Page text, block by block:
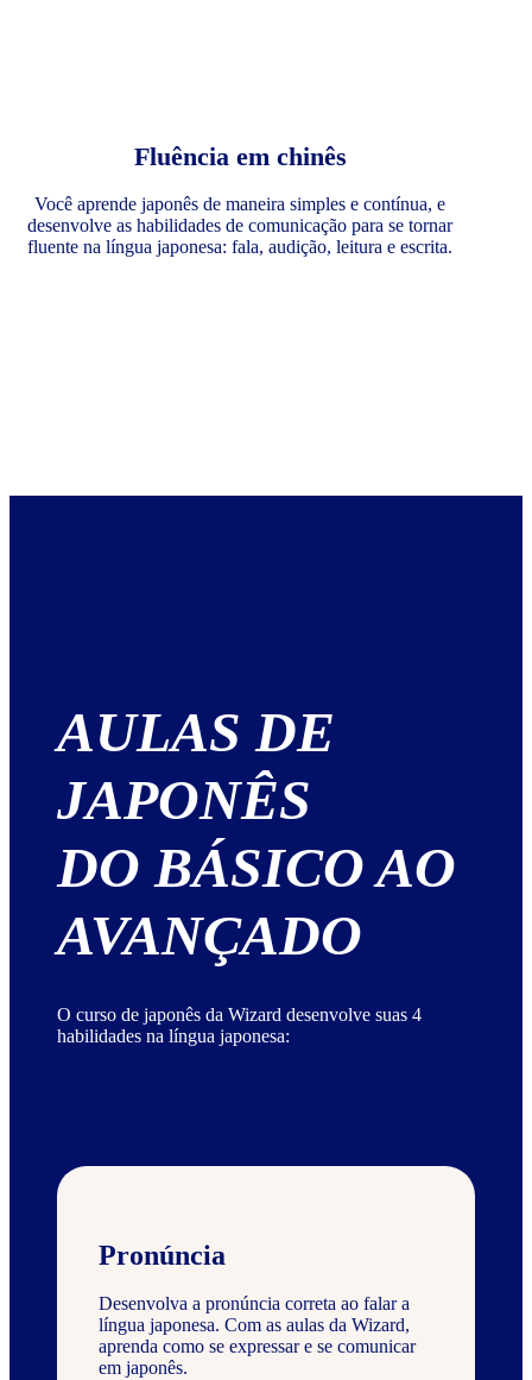
Fluência em chinês
Você aprende japonês de maneira simples e contínua, e
desenvolve as habilidades de comunicação para se tornar
fluente na língua japonesa: fala, audição, leitura e escrita.
AULAS DE
JAPONÊS
DO BÁSICO AO
AVANÇADO
O curso de japonês da Wizard desenvolve suas 4
habilidades na língua japonesa:
Pronúncia
Desenvolva a pronúncia correta ao falar a
língua japonesa. Com as aulas da Wizard,
aprenda como se expressar e se comunicar
em japonês.